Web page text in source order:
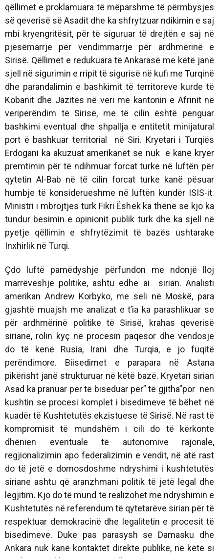
qëllimet e proklamuara të mëparshme të përmbysjes
së qeverisë së Asadit dhe ka shfrytzuar ndikimin e saj
mbi kryengritësit, për të siguruar të drejtën e saj në
pjesëmarrje për vendimmarrje për ardhmërinë e
Sirisë. Qëllimet e redukuara të Ankarasë me këtë janë
sjell në sigurimin e rripit të sigurisë në kufi me Turqinë
dhe parandalimin e bashkimit të territoreve kurde të
Kobanit dhe Jazitës në veri me kantonin e Afrinit në
veriperëndim të Sirisë, me të cilin është penguar
bashkimi eventual dhe shpallja e entitetit minijatural
port ë bashkuar territorial në Siri. Kryetari i Turqiës
Erdogani ka akuzuat amerikanët se nuk e kanë kryer
premtimin për të ndihmuar forcat turke në luftën për
qytetin Al-Bab në të cilin forcat turke kanë pësuar
humbje të konsiderueshme në luftën kundër ISIS-it.
Ministri i mbrojtjes turk Fikri Ëshëk ka thënë se kjo ka
tundur besimin e opinionit publik turk dhe ka sjell në
pyetje qëllimin e shfrytëzimit të bazës ushtarake
Inxhirlik në Turqi.
Çdo luftë pamëdyshje përfundon me ndonjë lloj
marrëveshje politike, ashtu edhe ai sirian. Analisti
amerikan Andrew Korbyko, me seli në Moskë, para
gjashtë muajsh me analizat e t’ia ka parashlikuar se
për ardhmërinë politike të Sirisë, krahas qeverisë
siriane, rolin kyç në procesin paqësor dhe vendosje
do të kenë Rusia, Irani dhe Turqia, e jo fuqitë
perëndimore. Biisedimet e parapara në Astana
pikërisht janë strukturuar në këtë bazë. Kryetari sirian
Asad ka pranuar për të biseduar për” të gjitha”por nën
kushtin se procesi komplet i bisedimeve të bëhet në
kuadër të Kushtetutës ekzistuese të Sirisë. Në rast të
kompromisit të mundshëm i cili do të kërkonte
dhënien eventuale të autonomive rajonale,
regjionalizimin apo federalizimin e vendit, në atë rast
do të jetë e domosdoshme ndryshimi i kushtetutës
siriane ashtu që aranzhmani politik të jetë legal dhe
legjitim. Kjo do të mund të realizohet me ndryshimin e
Kushtetutës në referendum të qytetarëve sirian për të
respektuar demokracinë dhe legalitetin e procesit të
bisedimeve. Duke pas parasysh se Damasku dhe
Ankara nuk kanë kontaktet direkte publike, në këtë si